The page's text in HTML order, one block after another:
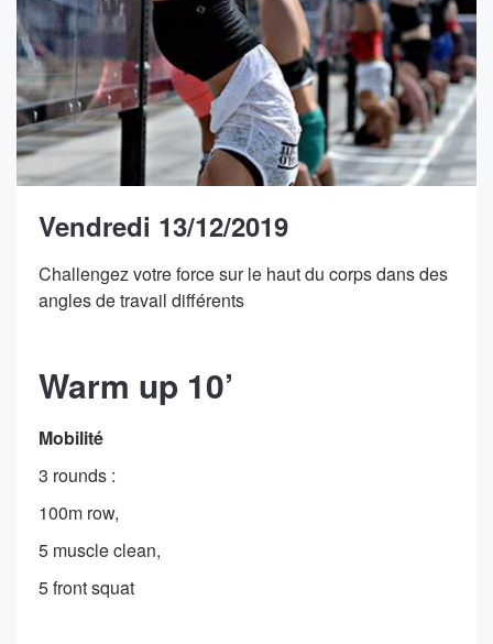
Vendredi 13/12/2019
Challengez votre force sur le haut du corps dans des
angles de travail différents
Warm up 10’
Mobilité
3 rounds :
100m row,
5 muscle clean,
5 front squat